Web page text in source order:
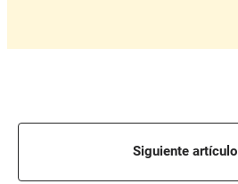
Siguiente artículo